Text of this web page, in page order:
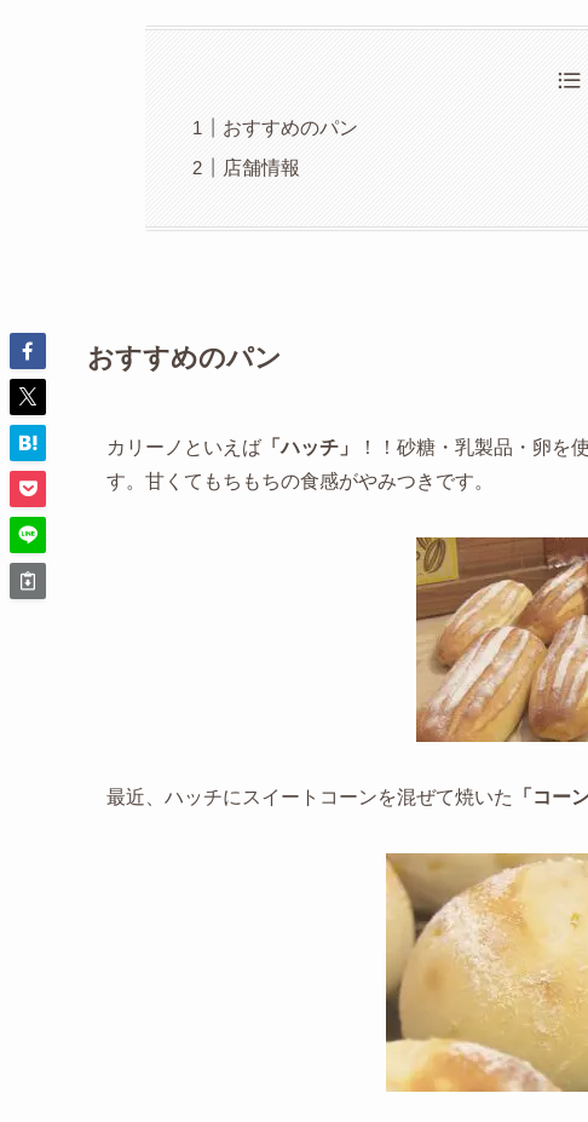
おすすめのパン
店舗情報
おすすめのパン
カリーノといえば 「ハッチ」
！！砂糖・乳製品・卵を
す。甘くてもちもちの食感がやみつきです。
最近、ハッチにスイートコーンを混ぜて焼いた 「コー